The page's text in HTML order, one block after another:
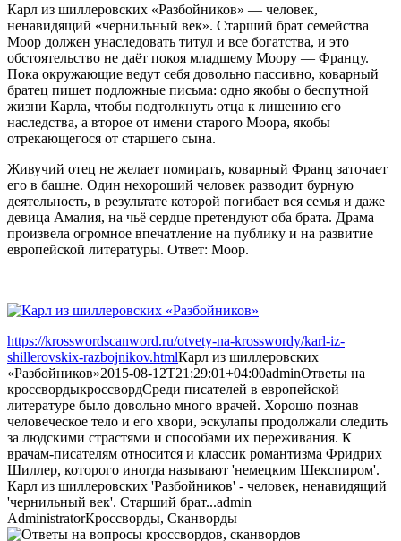
Карл из шиллеровских «Разбойников» — человек,
ненавидящий «чернильный век». Старший брат семейства
Моор должен унаследовать титул и все богатства, и это
обстоятельство не даёт покоя младшему Моору — Францу.
Пока окружающие ведут себя довольно пассивно, коварный
братец пишет подложные письма: одно якобы о беспутной
жизни Карла, чтобы подтолкнуть отца к лишению его
наследства, а второе от имени старого Моора, якобы
отрекающегося от старшего сына.
Живучий отец не желает помирать, коварный Франц заточает
его в башне. Один нехороший человек разводит бурную
деятельность, в результате которой погибает вся семья и даже
девица Амалия, на чьё сердце претендуют оба брата. Драма
произвела огромное впечатление на публику и на развитие
европейской литературы. Ответ: Моор.
https://krosswordscanword.ru/otvety-na-krosswordy/karl-iz-
shillerovskix-razbojnikov.htmlКарл из шиллеровских
«Разбойников»2015-08-12T21:29:01+04:00adminОтветы на
кроссвордыкроссвордСреди писателей в европейской
литературе было довольно много врачей. Хорошо познав
человеческое тело и его хвори, эскулапы продолжали следить
за людскими страстями и способами их переживания. К
врачам-писателям относится и классик романтизма Фридрих
Шиллер, которого иногда называют 'немецким Шекспиром'.
Карл из шиллеровских 'Разбойников' - человек, ненавидящий
'чернильный век'. Старший брат...admin
AdministratorКроссворды, Сканворды